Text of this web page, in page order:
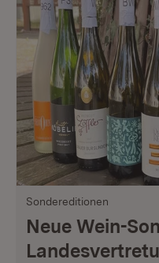
Sondereditionen
Neue Wein-